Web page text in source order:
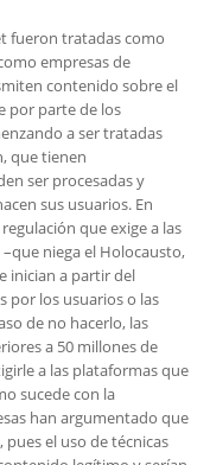
fueron tratadas como
empresas de
contenido sobre el
por parte de los
a ser tratadas
que tienen
ser procesadas y
sus usuarios. En
que exige a las
niega el Holocausto,
inician a partir del
por los usuarios o las
de no hacerlo, las
a 50 millones de
a las plataformas que
sucede con la
han argumentado que
el uso de técnicas